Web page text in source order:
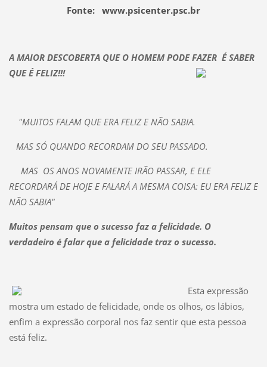
Fonte: www.psicenter.psc.br
A MAIOR DESCOBERTA QUE O HOMEM PODE FAZER É SABER
QUE É FELIZ!!!
"MUITOS FALAM QUE ERA FELIZ E NÃO SABIA.
MAS SÓ QUANDO RECORDAM DO SEU PASSADO.
MAS OS ANOS NOVAMENTE IRÃO PASSAR, E ELE
RECORDARÁ DE HOJE E FALARÁ A MESMA COISA: EU ERA FELIZ E
NÃO SABIA"
Muitos pensam que o sucesso faz a felicidade. O
verdadeiro é falar que a felicidade traz o sucesso.
Esta expressão
mostra um estado de felicidade, onde os olhos, os lábios,
enfim a expressão corporal nos faz sentir que esta pessoa
está feliz.